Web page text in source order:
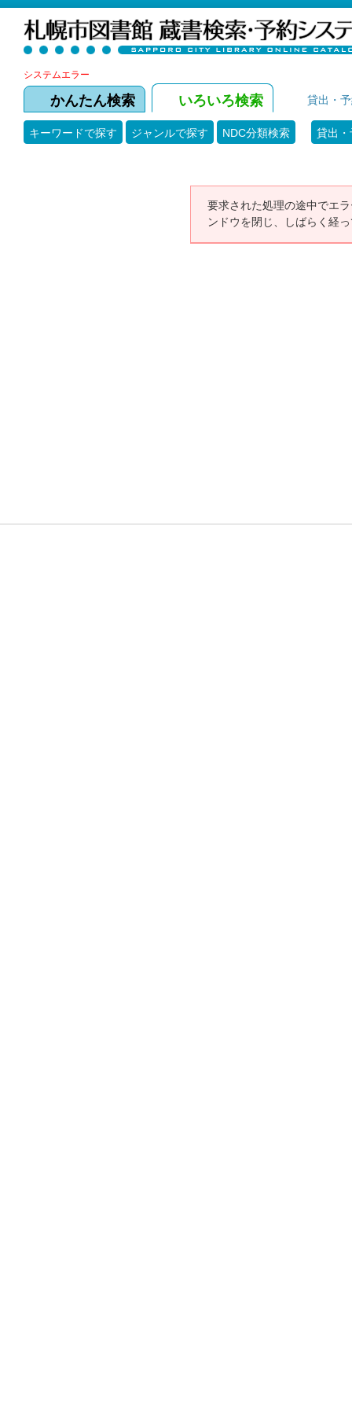
システムエラー
かんたん検索 いろいろ検索 貸出・
キーワードで探す ジャンルで探す NDC分類検索 貸出
要求された処理の途中でエ
ンドウを閉じ、しばらく経